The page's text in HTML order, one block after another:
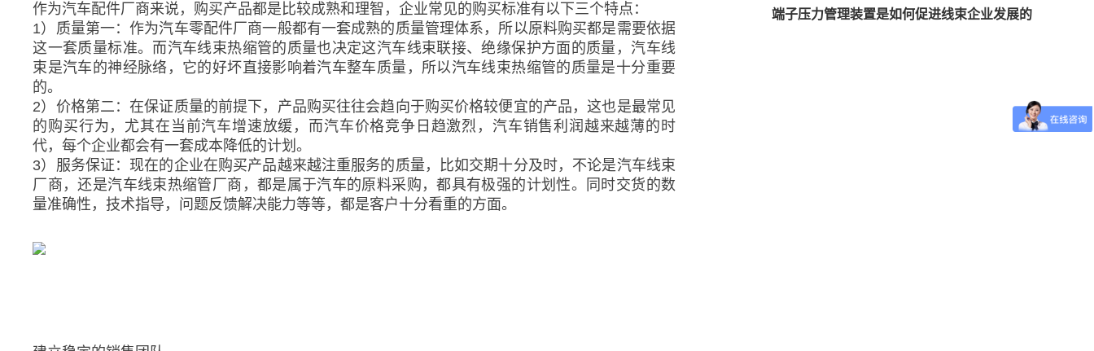
作为汽车配件厂商来说，购买产品都是比较成熟和理智，企业常见的购买标准有以下三个特点：
1）质量第一：作为汽车零配件厂商一般都有一套成熟的质量管理体系，所以原料购买都是需要依据
这一套质量标准。而汽车线束热缩管的质量也决定这汽车线束联接、绝缘保护方面的质量，汽车线
束是汽车的神经脉络，它的好坏直接影响着汽车整车质量，所以汽车线束热缩管的质量是十分重要
的。
2）价格第二：在保证质量的前提下，产品购买往往会趋向于购买价格较便宜的产品，这也是最常见
的购买行为，尤其在当前汽车增速放缓，而汽车价格竞争日趋激烈，汽车销售利润越来越薄的时
代，每个企业都会有一套成本降低的计划。
3）服务保证：现在的企业在购买产品越来越注重服务的质量，比如交期十分及时，不论是汽车线束
厂商，还是汽车线束热缩管厂商，都是属于汽车的原料采购，都具有极强的计划性。同时交货的数
量准确性，技术指导，问题反馈解决能力等等，都是客户十分看重的方面。
端子压力管理装置是如何促进线束企业发展的